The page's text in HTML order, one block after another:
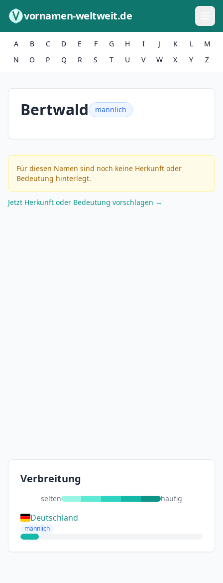
vornamen-weltweit.de
A B C D E F G H I J K L
M
N
O P Q R S T U V W X Y Z
Bertwald männlich
Für diesen Namen sind noch keine Herkunft oder
Bedeutung hinterlegt.
Jetzt Herkunft oder Bedeutung vorschlagen →
Verbreitung
selten häufig
Deutschland
männlich